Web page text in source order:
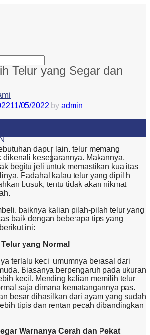
Telur yang Segar dan
11/05/2022 by admin
dapur lain, telur memang
dikenali kesegarannya. Makannya,
begitu jeli untuk memastikan kualitas
Padahal kalau telur yang dipilih
busuk, tentu tidak akan nikmat
baiknya kalian pilah-pilah telur yang
baik dengan beberapa tips yang
ini:
yang Normal
terlalu kecil umumnya berasal dari
Biasanya berpengaruh pada ukuran
kecil. Mending kalian memilih telur
saja dimana kematangannya pas.
besar dihasilkan dari ayam yang sudah
tipis dan rentan pecah dibandingkan
Warnanya Cerah dan Pekat